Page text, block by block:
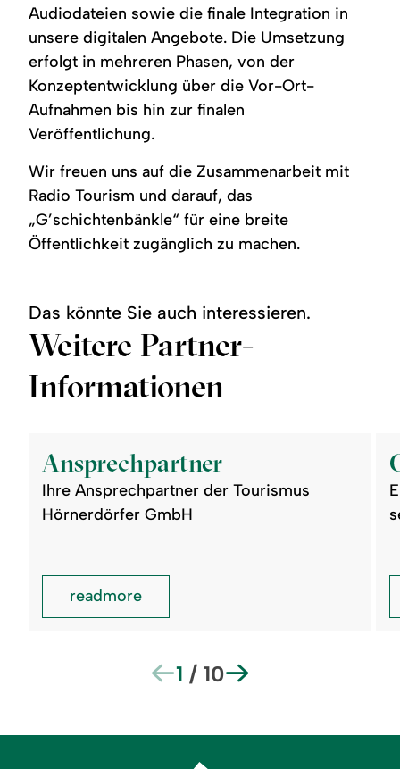
Audiodateien sowie die finale Integration in
unsere digitalen Angebote. Die Umsetzung
erfolgt in mehreren Phasen, von der
Konzeptentwicklung über die Vor-Ort-
Aufnahmen bis hin zur finalen
Veröffentlichung.
Wir freuen uns auf die Zusammenarbeit mit
Radio Tourism und darauf, das
„G’schichtenbänkle“ für eine breite
Öffentlichkeit zugänglich zu machen.
Das könnte Sie auch interessieren.
Weitere Partner-
Informationen
Ansprechpartner
Ihre Ansprechpartner der Tourismus
Hörnerdörfer GmbH
Ansprechpartner
readmore
1 / 10